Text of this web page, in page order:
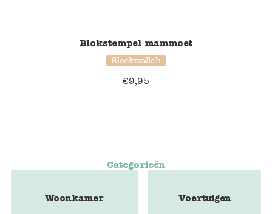
Blokstempel mammoet
Blockwallah
€9,95
Categorieën
Woonkamer Voertuigen